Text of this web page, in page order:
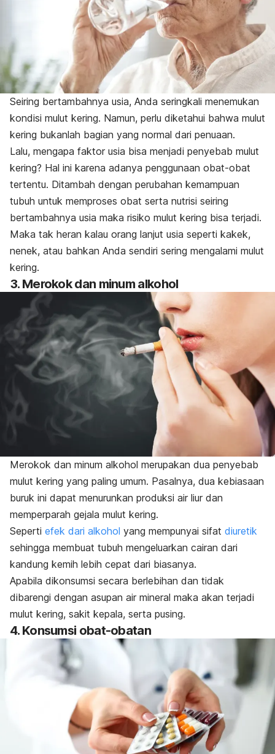
Seiring bertambahnya usia, Anda seringkali menemukan
kondisi mulut kering. Namun, perlu diketahui bahwa mulut
kering bukanlah bagian yang normal dari penuaan.
Lalu, mengapa faktor usia bisa menjadi penyebab mulut
kering? Hal ini karena adanya penggunaan obat-obat
tertentu. Ditambah dengan perubahan kemampuan
tubuh untuk memproses obat serta nutrisi seiring
bertambahnya usia maka risiko mulut kering bisa terjadi.
Maka tak heran kalau orang lanjut usia seperti kakek,
nenek, atau bahkan Anda sendiri sering mengalami mulut
kering.
3. Merokok dan minum alkohol
Merokok dan minum alkohol merupakan dua penyebab
mulut kering yang paling umum. Pasalnya, dua kebiasaan
buruk ini dapat menurunkan produksi air liur dan
memperparah gejala mulut kering.
Seperti efek dari alkohol yang mempunyai sifat diuretik
sehingga membuat tubuh mengeluarkan cairan dari
kandung kemih lebih cepat dari biasanya.
Apabila dikonsumsi secara berlebihan dan tidak
dibarengi dengan asupan air mineral maka akan terjadi
mulut kering, sakit kepala, serta pusing.
4. Konsumsi obat-obatan